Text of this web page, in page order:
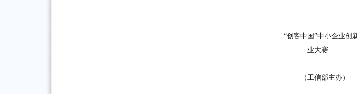
“创客中国”中小企业创
业大赛
（工信部主办）